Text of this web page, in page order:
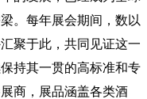
。每年展会期间，数以
聚于此，共同见证这一
持其一贯的高标准和专
商，展品涵盖各类酒